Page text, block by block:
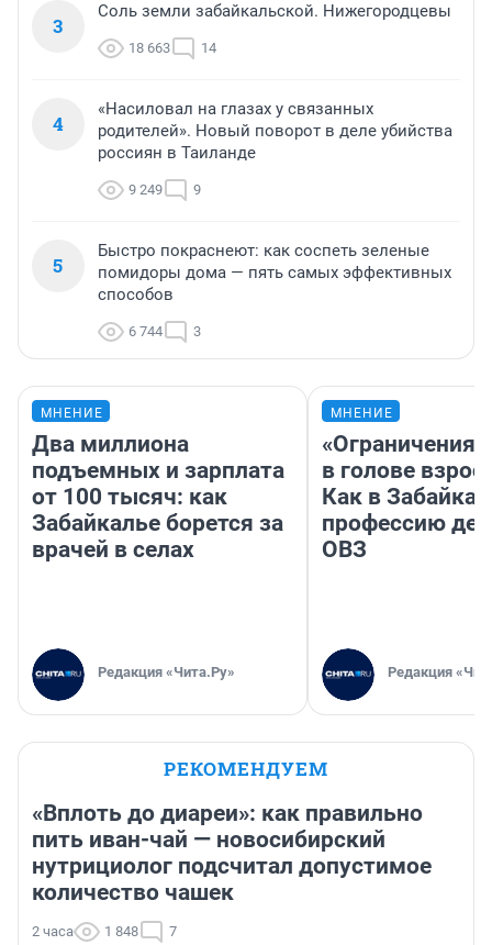
3
Соль земли забайкальской. Нижегородцевы
18 663 14
4
«Насиловал на глазах у связанных
родителей». Новый поворот в деле убийства
россиян в Таиланде
9 249 9
5
Быстро покраснеют: как соспеть зеленые
помидоры дома — пять самых эффективных
способов
6 744 3
МНЕНИЕ
Два миллиона
подъемных и зарплата
от 100 тысяч: как
Забайкалье борется за
врачей в селах
Редакция «Чита.Ру»
МНЕНИЕ
«Ограничения
в голове
Как в
профессию
ОВЗ
Редакция
РЕКОМЕНДУЕМ
«Вплоть до диареи»: как правильно
пить иван-чай — новосибирский
нутрициолог подсчитал допустимое
количество чашек
2 часа 1 848 7